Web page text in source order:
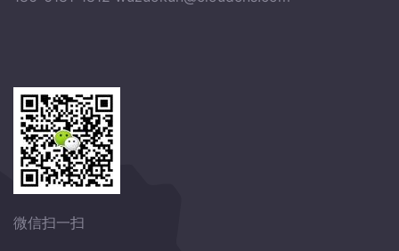
微信扫一扫